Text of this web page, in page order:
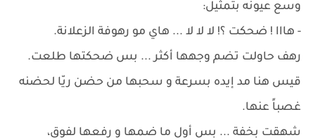
وسع عيونه بتمثيل:
- هااا ! ضحكت ؟! لا لا لا ... هاي مو رهوفة الزعلانة.
رهف حاولت تضم وجهها أكثر ... بس ضحكتها طلعت.
قيس هنا مد إيده بسرعة و سحبها من حضن ريّا لحضنه
غصباً عنها.
شهقت بخفة ... بس أول ما ضمها و رفعها لفوق،